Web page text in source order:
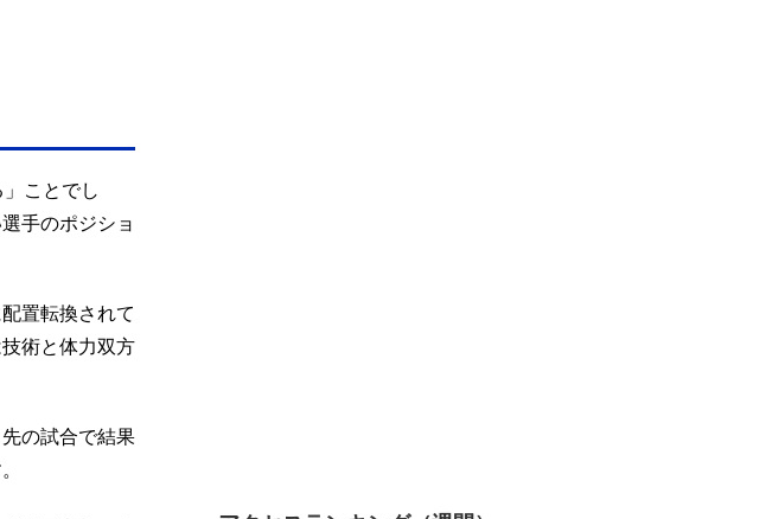
ことでし
手のポジショ
置転換されて
術と体力双方
の試合で結果